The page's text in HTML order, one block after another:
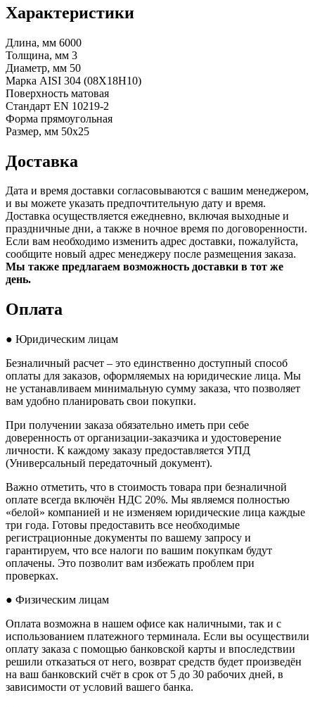
Характеристики
Длина, мм 6000
Толщина, мм 3
Диаметр, мм 50
Марка AISI 304 (08Х18Н10)
Поверхность матовая
Стандарт EN 10219-2
Форма прямоугольная
Размер, мм 50x25
Доставка
Дата и время доставки согласовываются с вашим менеджером,
и вы можете указать предпочтительную дату и время.
Доставка осуществляется ежедневно, включая выходные и
праздничные дни, а также в ночное время по договоренности.
Если вам необходимо изменить адрес доставки, пожалуйста,
сообщите новый адрес менеджеру после размещения заказа.
Мы также предлагаем возможность доставки в тот же
день.
Оплата
● Юридическим лицам
Безналичный расчет – это единственно доступный способ
оплаты для заказов, оформляемых на юридические лица. Мы
не устанавливаем минимальную сумму заказа, что позволяет
вам удобно планировать свои покупки.
При получении заказа обязательно иметь при себе
доверенность от организации-заказчика и удостоверение
личности. К каждому заказу предоставляется УПД
(Универсальный передаточный документ).
Важно отметить, что в стоимость товара при безналичной
оплате всегда включён НДС 20%. Мы являемся полностью
«белой» компанией и не изменяем юридические лица каждые
три года. Готовы предоставить все необходимые
регистрационные документы по вашему запросу и
гарантируем, что все налоги по вашим покупкам будут
оплачены. Это позволит вам избежать проблем при
проверках.
● Физическим лицам
Оплата возможна в нашем офисе как наличными, так и с
использованием платежного терминала. Если вы осуществили
оплату заказа с помощью банковской карты и впоследствии
решили отказаться от него, возврат средств будет произведён
на ваш банковский счёт в срок от 5 до 30 рабочих дней, в
зависимости от условий вашего банка.